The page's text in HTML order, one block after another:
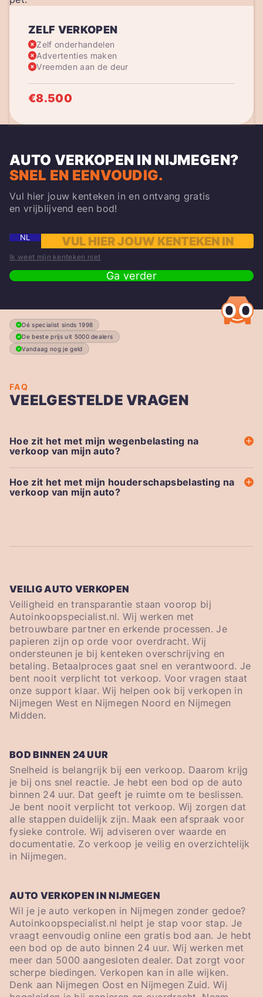
ZELF VERKOPEN
Zelf onderhandelen
Advertenties maken
Vreemden aan de deur
€8.500
AUTO VERKOPEN IN NIJMEGEN?
SNEL EN EENVOUDIG.
Vul hier jouw kenteken in en ontvang gratis
en vrijblijvend een bod!
NL
Ik weet mijn kenteken niet
Ga verder
Dé specialist sinds 1998
De beste prijs uit 5000 dealers
Vandaag nog je geld
FAQ
VEELGESTELDE VRAGEN
Hoe zit het met mijn wegenbelasting na
verkoop van mijn auto?
Hoe zit het met mijn houderschapsbelasting na
verkoop van mijn auto?
VEILIG AUTO VERKOPEN
Veiligheid en transparantie staan voorop bij
Autoinkoopspecialist.nl. Wij werken met
betrouwbare partner en erkende processen. Je
papieren zijn op orde voor overdracht. Wij
ondersteunen je bij kenteken overschrijving en
betaling. Betaalproces gaat snel en verantwoord. Je
bent nooit verplicht tot verkoop. Voor vragen staat
onze support klaar. Wij helpen ook bij verkopen in
Nijmegen West en Nijmegen Noord en Nijmegen
Midden.
BOD BINNEN 24 UUR
Snelheid is belangrijk bij een verkoop. Daarom krijg
je bij ons snel reactie. Je hebt een bod op de auto
binnen 24 uur. Dat geeft je ruimte om te beslissen.
Je bent nooit verplicht tot verkoop. Wij zorgen dat
alle stappen duidelijk zijn. Maak een afspraak voor
fysieke controle. Wij adviseren over waarde en
documentatie. Zo verkoop je veilig en overzichtelijk
in Nijmegen.
AUTO VERKOPEN IN NIJMEGEN
Wil je je auto verkopen in Nijmegen zonder gedoe?
Autoinkoopspecialist.nl helpt je stap voor stap. Je
vraagt eenvoudig online een gratis bod aan. Je hebt
een bod op de auto binnen 24 uur. Wij werken met
meer dan 5000 aangesloten dealer. Dat zorgt voor
scherpe biedingen. Verkopen kan in alle wijken.
Denk aan Nijmegen Oost en Nijmegen Zuid. Wij